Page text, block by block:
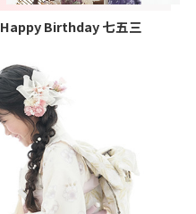
Happy Birthday 七五三